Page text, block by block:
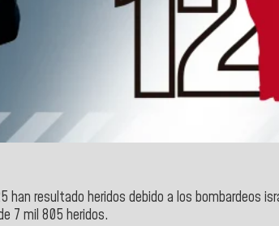
han resultado heridos debido a los bombardeos
7 mil 805 heridos.